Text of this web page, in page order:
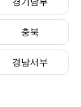
충북
경남서부